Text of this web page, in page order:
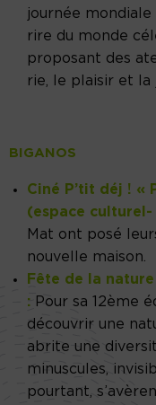
journée
rire du monde
proposant des
rie, le plaisir et la
BIGANOS
Ciné P’tit déj ! «
(espace culturel-
Mat ont posé
nouvelle maison.
Fête de la
: Pour sa 12ème
découvrir une
abrite une
minuscules,
pourtant,